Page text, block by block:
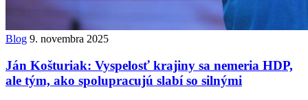
Blog 9. novembra 2025
Ján Košturiak: Vyspelosť krajiny sa nemeria HDP,
ale tým, ako spolupracujú slabí so silnými